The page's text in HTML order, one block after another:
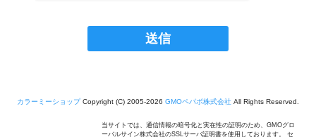
カラーミーショップCopyright (C) 2005-2026 GMOペパボ株式会社 All Rights Reserved.
当サイトでは、通信情報の暗号化と実在性の証明のため、GMOグロ
ーバルサイン株式会社のSSLサーバ証明書を使用しております。 セ